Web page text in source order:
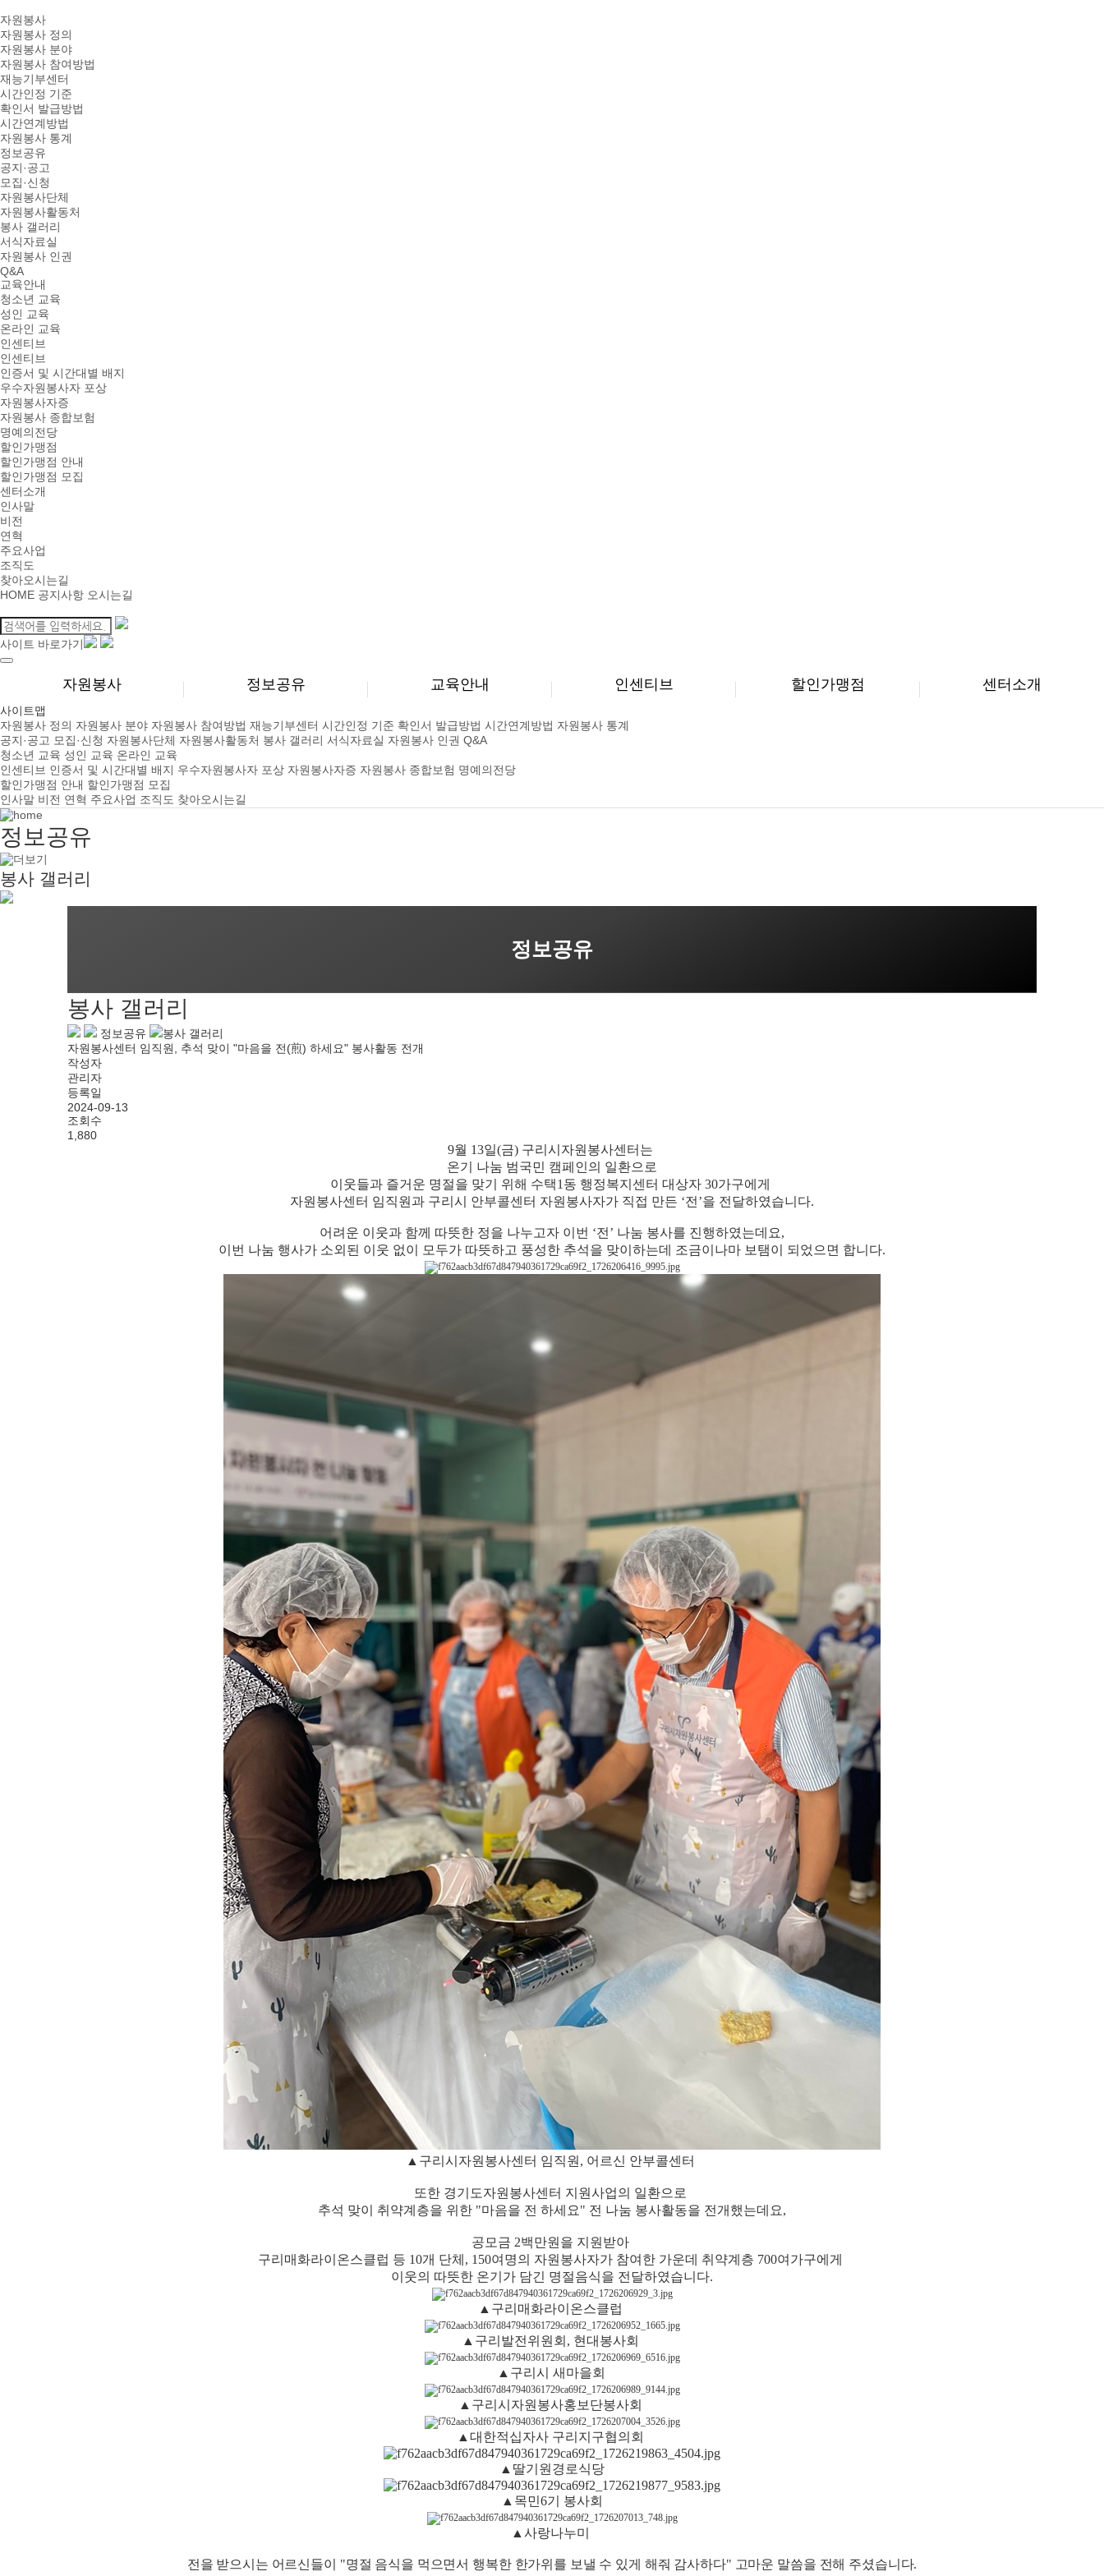
자원봉사
자원봉사 정의
자원봉사 분야
자원봉사 참여방법
재능기부센터
시간인정 기준
확인서 발급방법
시간연계방법
자원봉사 통계
정보공유
공지·공고
모집·신청
자원봉사단체
자원봉사활동처
봉사 갤러리
서식자료실
자원봉사 인권
Q&A
교육안내
청소년 교육
성인 교육
온라인 교육
인센티브
인센티브
인증서 및 시간대별 배지
우수자원봉사자 포상
자원봉사자증
자원봉사 종합보험
명예의전당
할인가맹점
할인가맹점 안내
할인가맹점 모집
센터소개
인사말
비전
연혁
주요사업
조직도
찾아오시는길
HOME 공지사항 오시는길
사이트 바로가기
자원봉사 정보공유 교육안내 인센티브 할인가맹점 센터소개
사이트맵
자원봉사 정의 자원봉사 분야 자원봉사 참여방법 재능기부센터 시간인정 기준 확인서 발급방법 시간연계방법 자원봉사 통계
공지·공고 모집·신청 자원봉사단체 자원봉사활동처 봉사 갤러리 서식자료실 자원봉사 인권 Q&A
청소년 교육 성인 교육 온라인 교육
인센티브 인증서 및 시간대별 배지 우수자원봉사자 포상 자원봉사자증 자원봉사 종합보험 명예의전당
할인가맹점 안내 할인가맹점 모집
인사말 비전 연혁 주요사업 조직도 찾아오시는길
정보공유
봉사 갤러리
정보공유
봉사 갤러리
정보공유
봉사 갤러리
자원봉사센터 임직원, 추석 맞이 "마음을 전(煎) 하세요" 봉사활동 전개
작성자
관리자
등록일
2024-09-13
조회수
1,880
9월 13일(금) 구리시자원봉사센터는
온기 나눔 범국민 캠페인의 일환으로
이웃들과 즐거운 명절을 맞기 위해 수택1동 행정복지센터 대상자 30가구에게
자원봉사센터 임직원과 구리시 안부콜센터 자원봉사자가 직접 만든 ‘전 ’을 전달하였습니다.
어려운 이웃과 함께 따뜻한 정을 나누고자 이번 ‘전 ’ 나눔 봉사를 진행하였는데요,
이번 나눔 행사가 소외된 이웃 없이 모두가 따뜻하고 풍성한 추석을 맞이하는데 조금이나마 보탬이 되었으면 합니다.
▲ 구리시자원봉사센터 임직원, 어르신 안부콜센터
또한 경기도자원봉사센터 지원사업의 일환으로
추석 맞이 취약계층을 위한 "마음을 전 하세요" 전 나눔 봉사활동을 전개했는데요,
공모금 2백만원을 지원받아
구리매화라이온스클럽 등 10개 단체 , 150여명의 자원봉사자가 참여한 가운데 취약계층 700여가구에게
이웃의 따뜻한 온기가 담긴 명절음식을 전달하였습니다.
▲ 구리매화라이온스클럽
▲ 구리발전위원회, 현대봉사회
▲ 구리시 새마을회
▲ 구리시자원봉사홍보단봉사회
▲ 대한적십자사 구리지구협의회
▲ 딸기원경로식당
▲ 목민6기 봉사회
▲ 사랑나누미
전 을 받으시는 어르신들이 "명절 음식을 먹으면서 행복한 한가위를 보낼 수 있게 해줘 감사하다" 고마운 말씀을 전해 주셨습니다.